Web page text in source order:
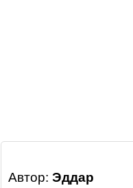
Автор: Эддар